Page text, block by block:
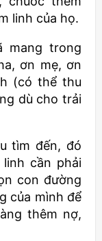
linh của họ.
mang trong
ơn mẹ, ơn
(có thể thu
dù cho trải
tìm đến, đó
cần phải
con đường
của mình để
thêm nợ,